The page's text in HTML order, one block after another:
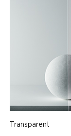
Transparent